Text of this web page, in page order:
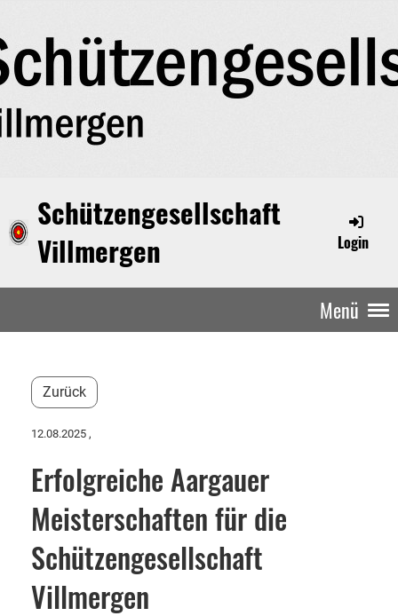
Schützengesellschaft
Villmergen
Login
Menü
Zurück
12.08.2025 ,
Erfolgreiche Aargauer
Meisterschaften für die
Schützengesellschaft
Villmergen